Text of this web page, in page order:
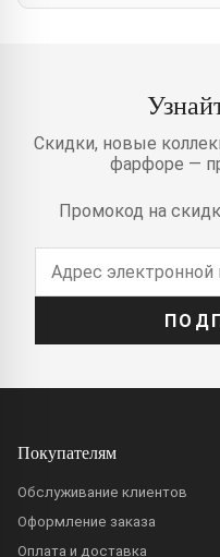
Скидки, новые
фарфоре —
Промокод на
Покупателям
Обслуживание клиентов
Оформление заказа
Оплата и доставка